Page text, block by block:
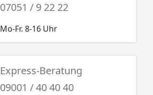
07051 / 9 22 22
Mo-Fr. 8-16 Uhr
Express-Beratung
09001 / 40 40 40